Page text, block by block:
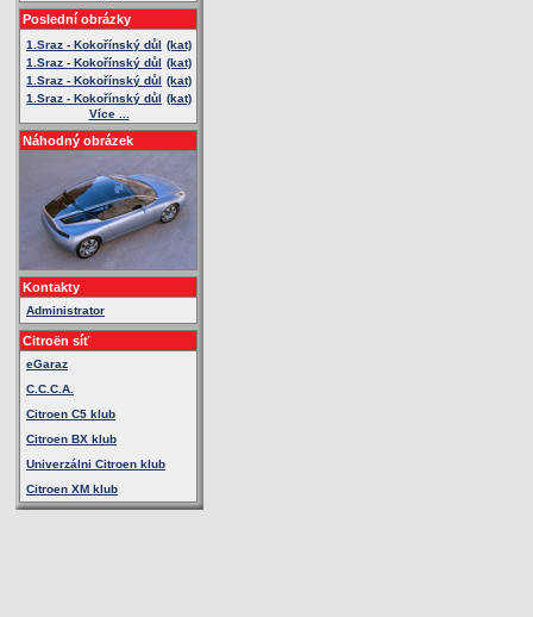
Poslední obrázky
1.Sraz - Kokořínský důl (kat)
1.Sraz - Kokořínský důl (kat)
1.Sraz - Kokořínský důl (kat)
1.Sraz - Kokořínský důl (kat)
Více ...
Náhodný obrázek
Kontakty
Administrator
Citroën síť
eGaraz
C.C.C.A.
Citroen C5 klub
Citroen BX klub
Univerzálni Citroen klub
Citroen XM klub